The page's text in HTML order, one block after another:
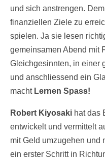
und sich anstrengen.
finanziellen Ziele zu
spielen. Ja sie lesen
gemeinsamen Abend mit
Gleichgesinnten, in einer
und anschliessend ein
macht Lernen Spass!
Robert Kiyosaki hat das
entwickelt und vermittelt
mit Geld umzugehen und
ein erster Schritt in